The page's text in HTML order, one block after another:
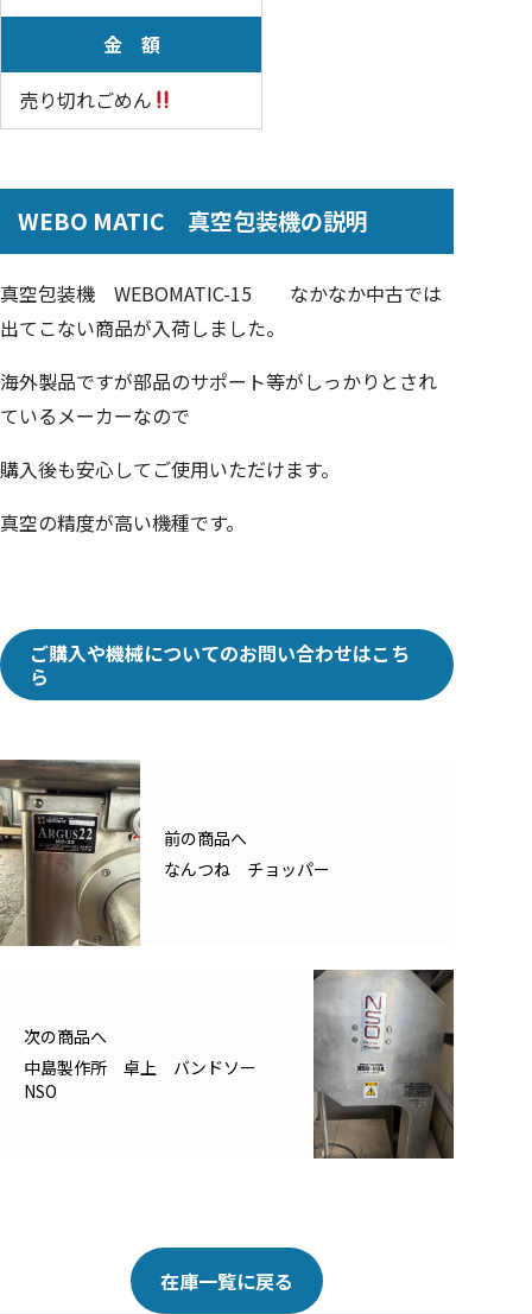
金 額
売り切れごめん
WEBO MATIC 真空包装機の説明
真空包装機 WEBOMATIC-15 なかなか中古では
出てこない商品が入荷しました。
海外製品ですが部品のサポート等がしっかりとされ
ているメーカーなので
購入後も安心してご使用いただけます。
真空の精度が高い機種です。
ご購入や機械についてのお問い合わせはこち
ら
前の商品へ
なんつね チョッパー
次の商品へ
中島製作所 卓上 バンドソー
NSO
在庫一覧に戻る